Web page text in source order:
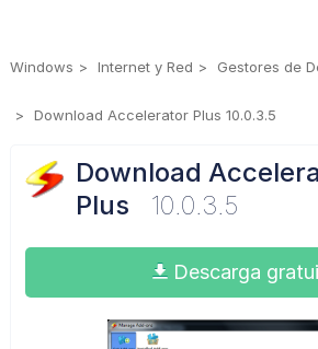
Windows Internet y Red Gestores de
Download Accelerator Plus 10.0.3.5
Download
Plus
10.0.3.5
Descarga